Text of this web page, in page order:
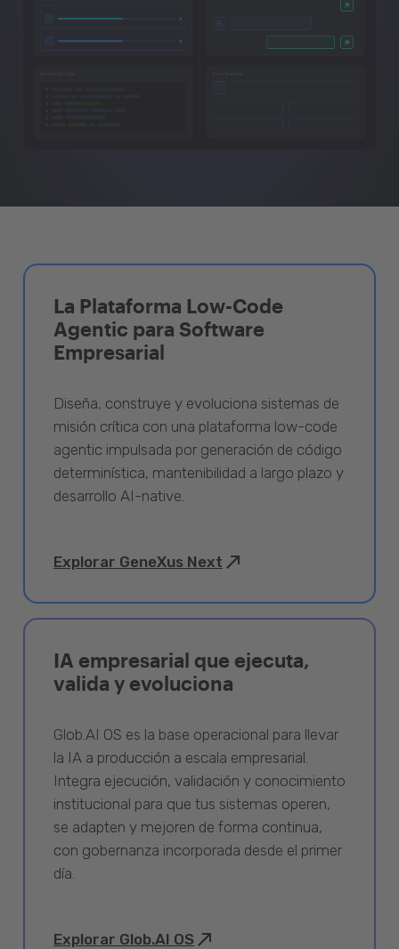
La Plataforma Low-Code
Agentic para Software
Empresarial
Diseña, construye y evoluciona sistemas de
misión crítica con una plataforma low-code
agentic impulsada por generación de código
determinística, mantenibilidad a largo plazo y
desarrollo AI-native.
Explorar GeneXus Next
IA empresarial que ejecuta,
valida y evoluciona
Glob.AI OS es la base operacional para llevar
la IA a producción a escala empresarial.
Integra ejecución, validación y conocimiento
institucional para que tus sistemas operen,
se adapten y mejoren de forma continua,
con gobernanza incorporada desde el primer
día.
Explorar Glob.AI OS